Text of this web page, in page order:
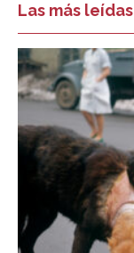
Las más leídas